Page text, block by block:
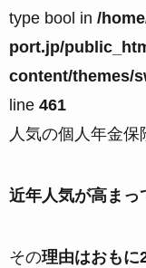
type bool in /
port.jp/
content/themes/
line 461
人気の個人年金保
近年人気が高まっ
その理由はおもに2